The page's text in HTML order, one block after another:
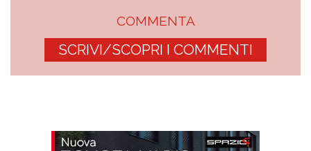
COMMENTA
SCRIVI/SCOPRI I COMMENTI